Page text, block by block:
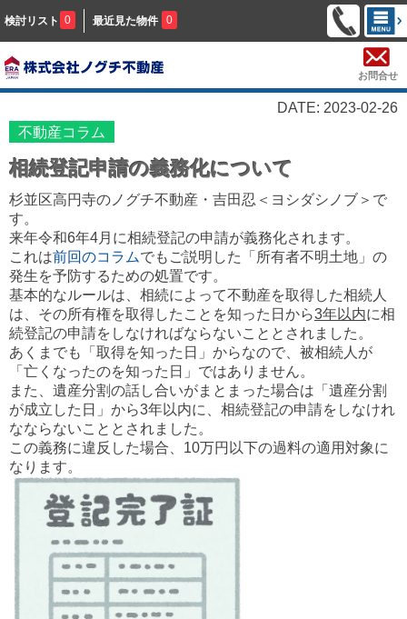
検討リスト 0 最近見た物件 0
お問合せ
DATE: 2023-02-26
不動産コラム
相続登記申請の義務化について
杉並区高円寺のノグチ不動産・吉田忍＜ヨシダシノブ＞で
す。
来年令和6年4月に相続登記の申請が義務化されます。
これは前回のコラムでもご説明した「所有者不明土地」の
発生を予防するための処置です。
基本的なルールは、相続によって不動産を取得した相続人
は、その所有権を取得したことを知った日から3年以内に相
続登記の申請をしなければならないこととされました。
あくまでも「取得を知った日」からなので、被相続人が
「亡くなったのを知った日」ではありません。
また、遺産分割の話し合いがまとまった場合は「遺産分割
が成立した日」から3年以内に、相続登記の申請をしなけれ
なならないこととされました。
この義務に違反した場合、10万円以下の過料の適用対象に
なります。